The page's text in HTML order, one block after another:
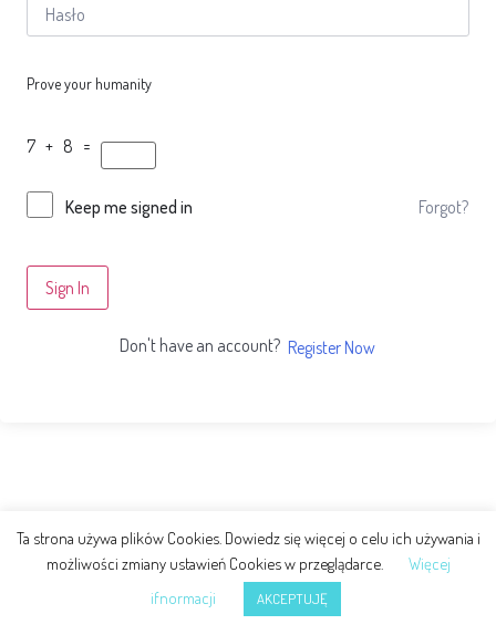
Prove your humanity
7 + 8 =
Keep me signed in Forgot?
Sign In
Don't have an account? Register Now
Ta strona używa plików Cookies. Dowiedz się więcej o celu ich używania i
możliwości zmiany ustawień Cookies w przeglądarce.
Więcej
ifnormacji
AKCEPTUJĘ